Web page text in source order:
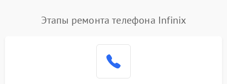
Этапы ремонта телефона Infinix